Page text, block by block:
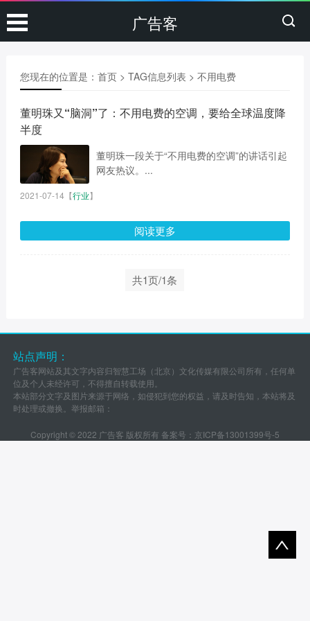
广告客
您现在的位置是： 首页> TAG信息列表 > 不用电费
董明珠又“脑洞”了：不用电费的空调，要给全球温度降
半度
董明珠一段关于“不用电费的空调”的讲话引起
网友热议。...
2021-07-14 【行业】
阅读更多
共1页/1条
站点声明：
广告客网站及其文字内容归智慧工场（北京）文化传媒有限公司所有，任何单
位及个人未经许可，不得擅自转载使用。
本站部分文字及图片来源于网络，如侵犯到您的权益，请及时告知，本站将及
时处理或撤换。举报邮箱：
Copyright © 2022 广告客 版权所有 备案号： 京ICP备13001399号-5